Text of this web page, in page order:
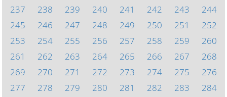
237
238 239 240 241 242 243
244
245
246 247 248 249 250 251
252
253
254 255 256 257 258 259
260
261
262 263 264 265 266 267
268
269
270 271 272 273 274 275
276
277
278 279 280 281 282 283
284